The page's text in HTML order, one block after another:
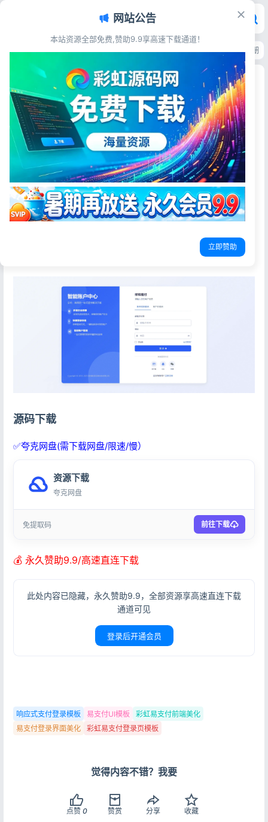
首页>源码资源>支付充值>彩虹易支付登录页新模板 响应式美化登录注册
彩虹易支付登录页新模板 响应式美化登录注册界面
源码
彩虹源码网
2026-06-19 34阅读
源码简介
全新彩虹易支付登录页美化新模板，支持登录、注册、密码
找回全套界面，全端响应式适配，兼容主流易支付程序，源
码完整可用，上手简单，一键替换即可部署使用。
源码下载
✅夸克网盘(需下载网盘/限速/慢）
资源下载
夸克网盘
免提取码 前往下载
💰 永久赞助9.9/高速直连下载
此处内容已隐藏，永久赞助9.9，全部资源享高速直连下载
通道可见
登录后开通会员
响应式支付登录模板 易支付UI模板
彩虹易支付前端美化
易支付登录界面美化
彩虹易支付登录页模板
觉得内容不错？我要
点赞 0 赞赏 分享 收藏
网站公告
本站资源全部免费,赞助9.9享高速下载通道！
立即赞助